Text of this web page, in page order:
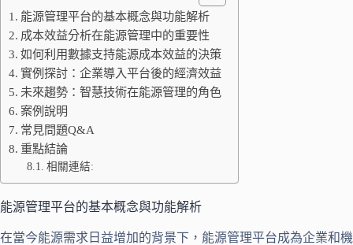
能源管理平台的基本概念與功能解析
成本效益分析在能源管理中的重要性
如何利用數據支持能源成本效益的決策
實例探討：企業導入平台後的經濟效益
未來趨勢：智慧技術在能源管理的角色
案例說明
常見問題Q&A
重點結論
相關連結:
能源管理平台的基本概念與功能解析
在當今能源需求日益增加的背景下，能源管理平台成為企業和機